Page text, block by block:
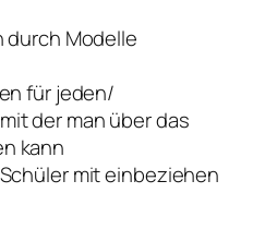
durch Modelle
für jeden/
der man über das
kann
mit einbeziehen